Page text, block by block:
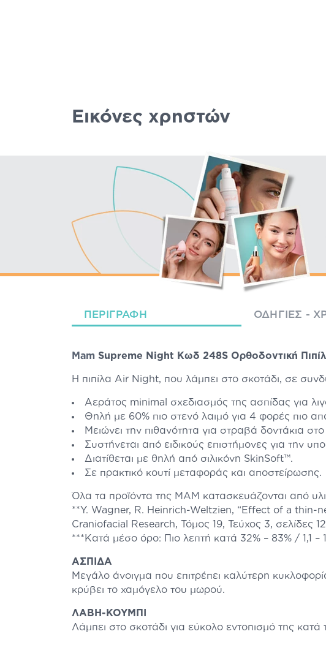
Εικόνες χρηστών
ΠΕΡΙΓΡΑΦΉ ΟΔΗΓΊΕΣ -
Mam Supreme Night Κωδ 248S Ορθοδοντική
Η πιπίλα Air Night, που λάμπει στο σκοτάδι, σε
Αεράτος minimal σχεδιασμός της ασπίδας για
Θηλή με 60% πιο στενό λαιμό για 4 φορές πιο
Μειώνει την πιθανότητα για στραβά δοντάκια
Συστήνεται από ειδικούς επιστήμονες για την
Διατίθεται με θηλή από σιλικόνη SkinSoft™.
Σε πρακτικό κουτί μεταφοράς και αποστείρωσης.
Όλα τα προϊόντα της MAM κατασκευάζονται από
**Y. Wagner, R. Heinrich-Weltzien, “Effect of a
Craniofacial Research, Τόμος 19, Τεύχος 3, σελίδες
***Κατά μέσο όρο: Πιο λεπτή κατά 32% – 83% / 1,1 –
ΑΣΠΙΔΑ
Μεγάλο άνοιγμα που επιτρέπει καλύτερη
κρύβει το χαμόγελο του μωρού.
ΛΑΒΗ-ΚΟΥΜΠΙ
Λάμπει στο σκοτάδι για εύκολο εντοπισμό της